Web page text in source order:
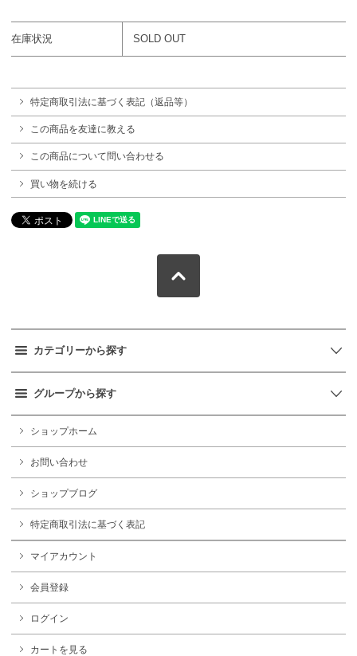
在庫状況 SOLD OUT
特定商取引法に基づく表記（返品等）
この商品を友達に教える
この商品について問い合わせる
買い物を続ける
カテゴリーから探す
グループから探す
ショップホーム
お問い合わせ
ショップブログ
特定商取引法に基づく表記
マイアカウント
会員登録
ログイン
カートを見る